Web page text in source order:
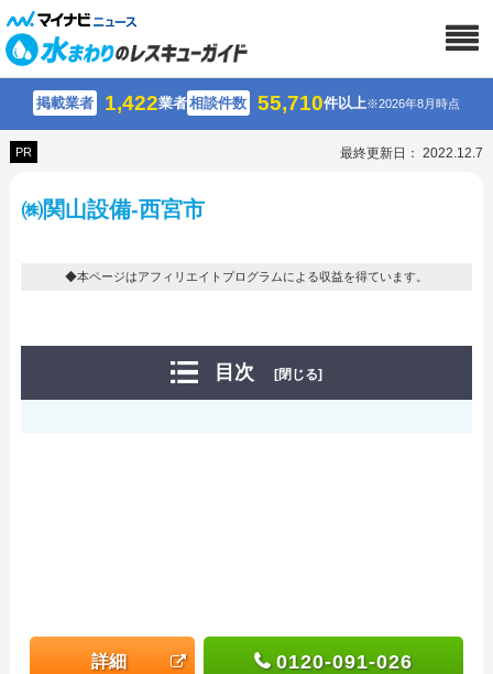
掲載業者 1,422業者相談件数 55,710件以上※2026年8月時点
PR 最終更新日： 2022.12.7
㈱関山設備-西宮市
◆本ページはアフィリエイトプログラムによる収益を得ています。
目次 [閉じる]
詳細 0120-091-026